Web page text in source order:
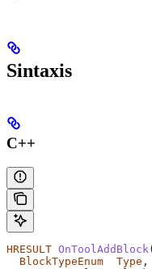
Sintaxis
C++
HRESULT OnToolAddBlock(
  BlockTypeEnum
  Type
,